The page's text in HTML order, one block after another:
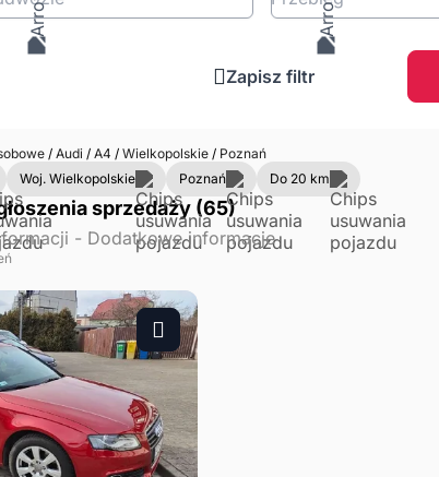
Zapisz filtr
/Audi /A4 /Wielkopolskie /Poznań
Woj. Wielkopolskie Poznań Do 20 km
sprzedaży (65)